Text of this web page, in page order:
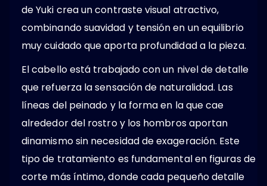
de Yuki crea un contraste visual atractivo,
combinando suavidad y tensión en un equilibrio
muy cuidado que aporta profundidad a la pieza.
El cabello está trabajado con un nivel de detalle
que refuerza la sensación de naturalidad. Las
líneas del peinado y la forma en la que cae
alrededor del rostro y los hombros aportan
dinamismo sin necesidad de exageración. Este
tipo de tratamiento es fundamental en figuras de
corte más íntimo, donde cada pequeño detalle